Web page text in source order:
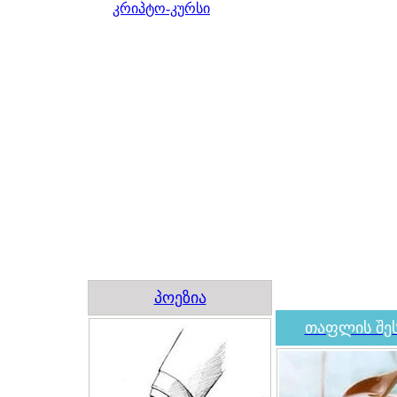
კრიპტო-კურსი
პოეზია
თაფლის